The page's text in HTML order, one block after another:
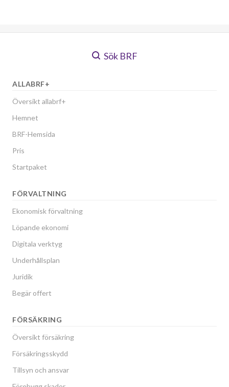
Sök BRF
ALLABRF+
Översikt allabrf+
Hemnet
BRF-Hemsida
Pris
Startpaket
FÖRVALTNING
Ekonomisk förvaltning
Löpande ekonomi
Digitala verktyg
Underhållsplan
Juridik
Begär offert
FÖRSÄKRING
Översikt försäkring
Försäkringsskydd
Tillsyn och ansvar